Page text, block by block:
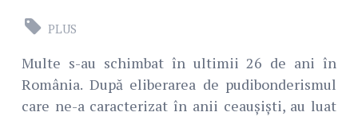
PLUS
Multe s-au schimbat în ultimii 26 de ani în
România. După eliberarea de pudibonderismul
care ne-a caracterizat în anii ceaușiști, au luat